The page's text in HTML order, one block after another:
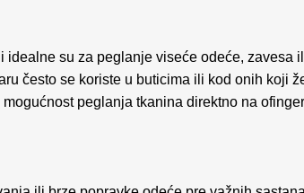
su za peglanje viseće odeće, zavesa
često se koriste u buticima ili kod onih koji
peglanja tkanina direktno na